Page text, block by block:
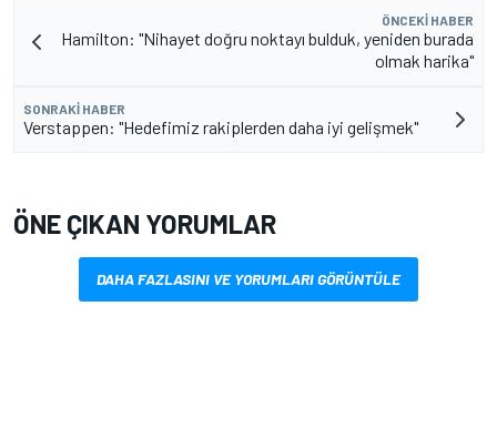
ÖNCEKI HABER
Hamilton: "Nihayet doğru noktayı bulduk, yeniden burada
olmak harika"
SONRAKI HABER
Verstappen: "Hedefimiz rakiplerden daha iyi gelişmek"
ÖNE ÇIKAN YORUMLAR
DAHA FAZLASINI VE YORUMLARI GÖRÜNTÜLE